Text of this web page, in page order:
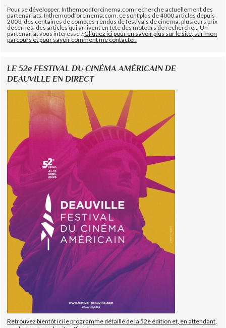
Pour se développer, Inthemoodforcinema.com recherche actuellement des
partenariats. Inthemoodforcinema.com, ce sont plus de 4000 articles depuis
2003, des centaines de comptes-rendus de festivals de cinéma, plusieurs prix
décernés, des articles qui arrivent en tête des moteurs de recherche... Un
partenariat vous intéresse ?Cliquez ici pour en savoir plus sur le site, sur mon
parcours et pour savoir comment me contacter.
LE 52e FESTIVAL DU CINÉMA AMÉRICAIN DE
DEAUVILLE EN DIRECT
Retrouvez bientôt ici le programme détaillé de la 52e édition et, en attendant,